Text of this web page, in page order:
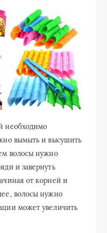
необходимо
вымыть и высушить
волосы нужно
и завернуть
от корней и
волосы нужно
может увеличить